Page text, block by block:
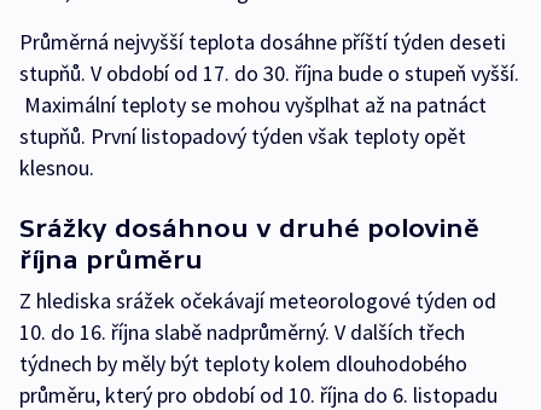
Průměrná nejvyšší teplota dosáhne příští týden deseti
stupňů. V období od 17. do 30. října bude o stupeň vyšší.
Maximální teploty se mohou vyšplhat až na patnáct
stupňů. První listopadový týden však teploty opět
klesnou.
Srážky dosáhnou v druhé polovině
října průměru
Z hlediska srážek očekávají meteorologové týden od
10. do 16. října slabě nadprůměrný. V dalších třech
týdnech by měly být teploty kolem dlouhodobého
průměru, který pro období od 10. října do 6. listopadu